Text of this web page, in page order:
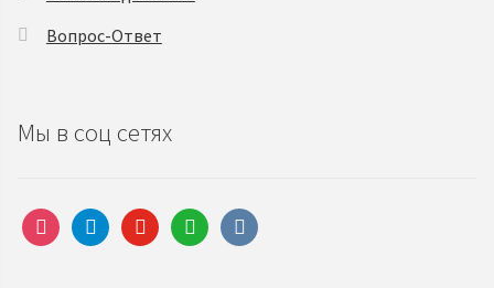
Вопрос-Ответ
Мы в соц сетях
instagramtelegramyoutubewhatsappvkontakte